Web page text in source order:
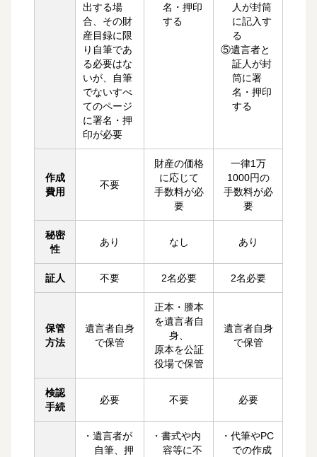
出する場
合、その財
産目録に限
り自筆であ
る必要はな
いが、自筆
でないすべ
てのページ
に署名・押
印が必要
名・押印
する
人が封筒
に記入す
る
⑤遺言者と
証人が封
筒に署
名・押印
する
作成
費用
不要
財産の価格
に応じて
手数料が必
要
一律1万
1000円の
手数料が必
要
秘密
性
あり なし あり
証人 不要 2名必要 2名必要
保管
方法
遺言者自身
で保管
正本・謄本
を遺言者自
身、
原本を公証
役場で保管
遺言者自身
で保管
検認
手続
必要 不要 必要
・遺言者が
自筆、押
・書式や内
容等に不
・代筆やPC
での作成